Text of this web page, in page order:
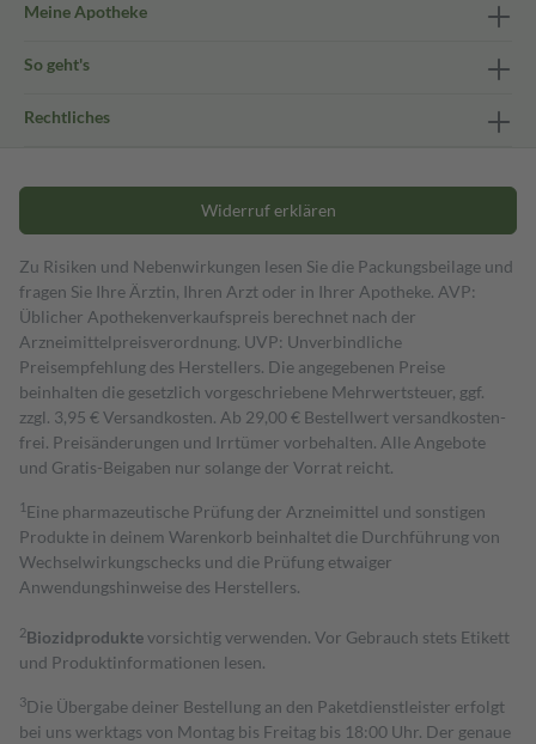
Meine Apotheke
So geht's
Rechtliches
Widerruf erklären
Zu Risiken und Nebenwirkungen lesen Sie die Packungsbeilage und
fragen Sie Ihre Ärztin, Ihren Arzt oder in Ihrer Apotheke. AVP:
Üblicher Apothekenverkaufspreis berechnet nach der
Arzneimittelpreisverordnung. UVP: Unverbindliche
Preisempfehlung des Herstellers. Die angegebenen Preise
beinhalten die gesetzlich vorgeschriebene Mehrwertsteuer, ggf.
zzgl. 3,95 € Versandkosten. Ab 29,00 € Bestell­wert versand­kosten­
frei. Preisänderungen und Irrtümer vorbehalten. Alle Angebote
und Gratis-Beigaben nur solange der Vorrat reicht.
1 Eine pharmazeutische Prüfung der Arzneimittel und sonstigen
Produkte in deinem Warenkorb beinhaltet die Durchführung von
Wechselwirkungschecks und die Prüfung etwaiger
Anwendungshinweise des Herstellers.
2Biozidproduktevorsichtig verwenden. Vor Gebrauch stets Etikett
und Produktinformationen lesen.
3Die Übergabe deiner Bestellung an den Paketdienstleister erfolgt
bei uns werktags von Montag bis Freitag bis 18:00 Uhr. Der genaue